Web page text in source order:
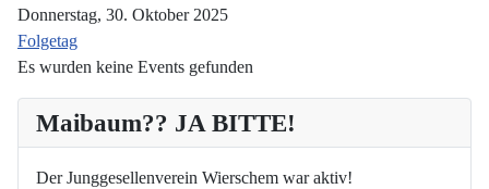
Maibaum?? JA BITTE!
Der Junggesellenverein Wierschem war aktiv!
Donnerstag, 30. Oktober 2025
Folgetag
Es wurden keine Events gefunden